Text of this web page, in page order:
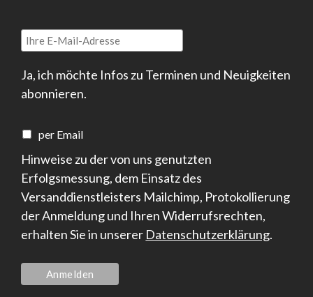
Ja, ich möchte Infos zu Terminen und Neuigkeiten
abonnieren.
per Email
Hinweise zu der von uns genutzten
Erfolgsmessung, dem Einsatz des
Versanddienstleisters Mailchimp, Protokollierung
der Anmeldung und Ihren Widerrufsrechten,
erhalten Sie in unserer Datenschutzerklärung.